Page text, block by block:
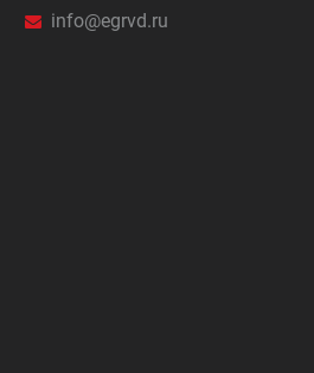
info@egrvd.ru